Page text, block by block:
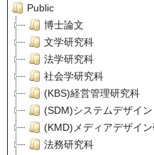
Public
博士論文
文学研究科
法学研究科
社会学研究科
(KBS)経営管理研究科
(SDM)システムデザイ
(KMD)メディアデザイ
法務研究科